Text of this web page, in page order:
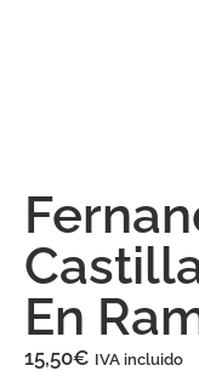
En
15,50€ IVA incluido